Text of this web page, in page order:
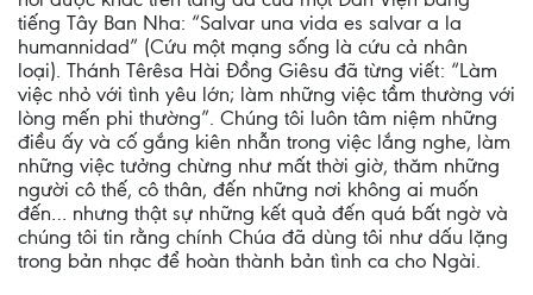
tiếng Tây Ban Nha: “Salvar una vida es salvar a la
humannidad” (Cứu một mạng sống là cứu cả nhân
loại). Thánh Têrêsa Hài Đồng Giêsu đã từng viết: “Làm
việc nhỏ với tình yêu lớn; làm những việc tầm thường với
lòng mến phi thường”. Chúng tôi luôn tâm niệm những
điều ấy và cố gắng kiên nhẫn trong việc lắng nghe, làm
những việc tưởng chừng như mất thời giờ, thăm những
người cô thế, cô thân, đến những nơi không ai muốn
đến… nhưng thật sự những kết quả đến quá bất ngờ và
chúng tôi tin rằng chính Chúa đã dùng tôi như dấu lặng
trong bản nhạc để hoàn thành bản tình ca cho Ngài.